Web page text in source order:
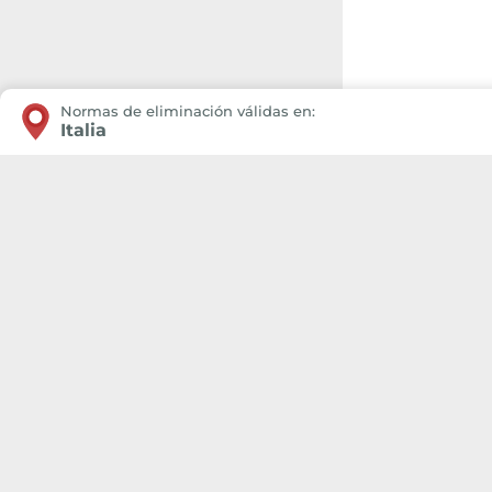
Normas de eliminación válidas en:
Italia